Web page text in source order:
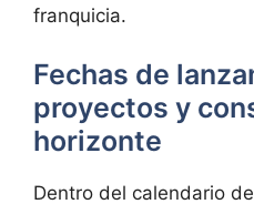
franquicia.
Fechas de
proyectos y
horizonte
Dentro del calendario